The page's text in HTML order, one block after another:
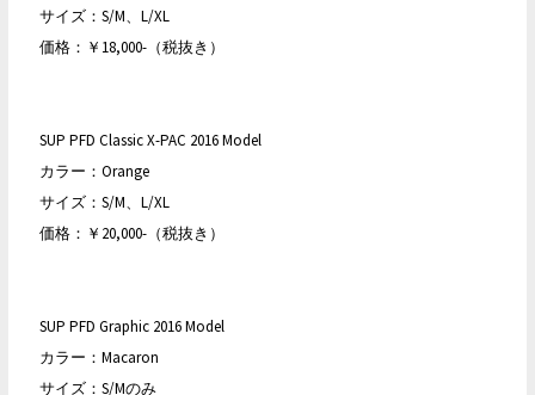
サイズ：S/M、L/XL
価格：￥18,000-（税抜き）
SUP PFD Classic X-PAC 2016 Model
カラー：Orange
サイズ：S/M、L/XL
価格：￥20,000-（税抜き）
SUP PFD Graphic 2016 Model
カラー：Macaron
サイズ：S/Mのみ